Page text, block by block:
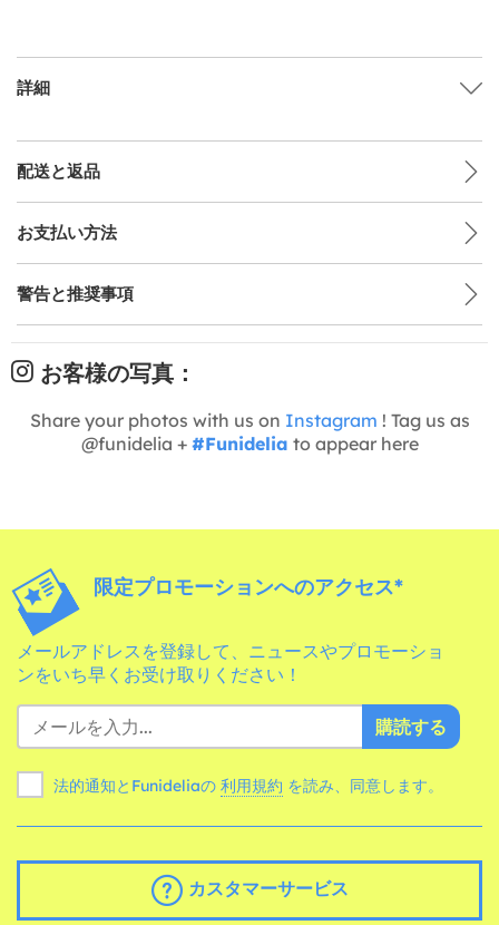
詳細
配送と返品
お支払い方法
警告と推奨事項
お客様の写真：
Share your photos with us on Instagram ! Tag us as
@funidelia + #Funidelia to appear here
限定プロモーションへのアクセス*
メールアドレスを登録して、ニュースやプロモーショ
ンをいち早くお受け取りください！
購読する
法的通知とFunideliaの 利用規約 を読み、同意します。
カスタマーサービス